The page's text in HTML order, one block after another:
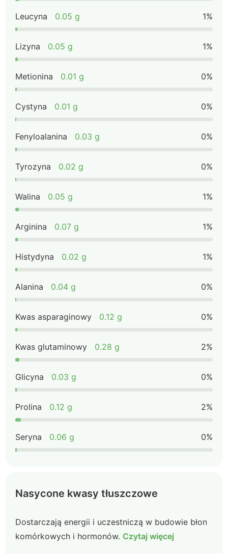
Leucyna 0.05 g 1%
Lizyna 0.05 g 1%
Metionina 0.01 g 0%
Cystyna 0.01 g 0%
Fenyloalanina 0.03 g 0%
Tyrozyna 0.02 g 0%
Walina 0.05 g 1%
Arginina 0.07 g 1%
Histydyna 0.02 g 1%
Alanina 0.04 g 0%
Kwas asparaginowy 0.12 g 0%
Kwas glutaminowy 0.28 g 2%
Glicyna 0.03 g 0%
Prolina 0.12 g 2%
Seryna 0.06 g 0%
Nasycone kwasy tłuszczowe
Dostarczają energii i uczestniczą w budowie błon
komórkowych i hormonów. Czytaj więcej